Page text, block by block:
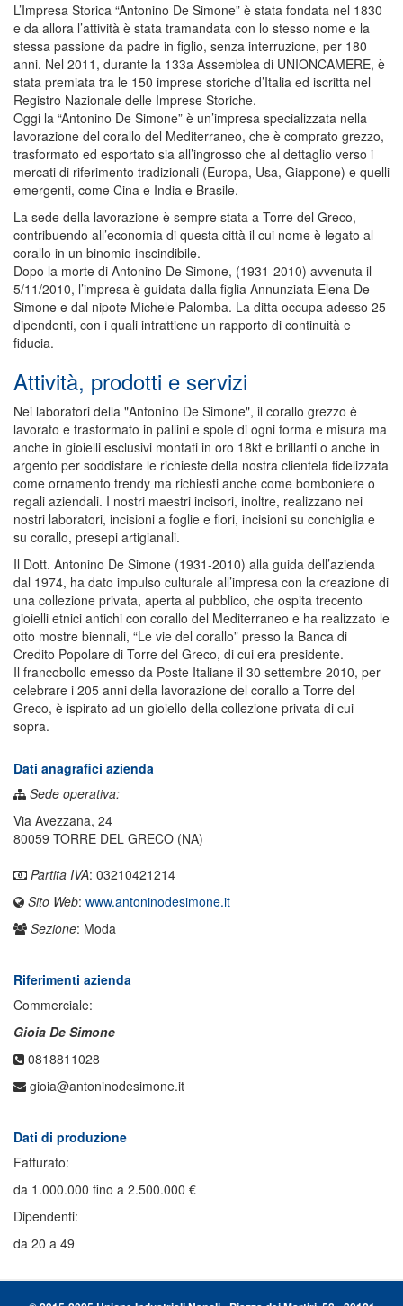
L’Impresa Storica “Antonino De Simone” è stata fondata nel 1830
e da allora l’attività è stata tramandata con lo stesso nome e la
stessa passione da padre in figlio, senza interruzione, per 180
anni. Nel 2011, durante la 133a Assemblea di UNIONCAMERE, è
stata premiata tra le 150 imprese storiche d’Italia ed iscritta nel
Registro Nazionale delle Imprese Storiche.
Oggi la “Antonino De Simone” è un’impresa specializzata nella
lavorazione del corallo del Mediterraneo, che è comprato grezzo,
trasformato ed esportato sia all’ingrosso che al dettaglio verso i
mercati di riferimento tradizionali (Europa, Usa, Giappone) e quelli
emergenti, come Cina e India e Brasile.
La sede della lavorazione è sempre stata a Torre del Greco,
contribuendo all’economia di questa città il cui nome è legato al
corallo in un binomio inscindibile.
Dopo la morte di Antonino De Simone, (1931-2010) avvenuta il
5/11/2010, l’impresa è guidata dalla figlia Annunziata Elena De
Simone e dal nipote Michele Palomba. La ditta occupa adesso 25
dipendenti, con i quali intrattiene un rapporto di continuità e
fiducia.
Attività, prodotti e servizi
Nei laboratori della "Antonino De Simone", il corallo grezzo è
lavorato e trasformato in pallini e spole di ogni forma e misura ma
anche in gioielli esclusivi montati in oro 18kt e brillanti o anche in
argento per soddisfare le richieste della nostra clientela fidelizzata
come ornamento trendy ma richiesti anche come bomboniere o
regali aziendali. I nostri maestri incisori, inoltre, realizzano nei
nostri laboratori, incisioni a foglie e fiori, incisioni su conchiglia e
su corallo, presepi artigianali.
Il Dott. Antonino De Simone (1931-2010) alla guida dell’azienda
dal 1974, ha dato impulso culturale all’impresa con la creazione di
una collezione privata, aperta al pubblico, che ospita trecento
gioielli etnici antichi con corallo del Mediterraneo e ha realizzato le
otto mostre biennali, “Le vie del corallo” presso la Banca di
Credito Popolare di Torre del Greco, di cui era presidente.
Il francobollo emesso da Poste Italiane il 30 settembre 2010, per
celebrare i 205 anni della lavorazione del corallo a Torre del
Greco, è ispirato ad un gioiello della collezione privata di cui
sopra.
Dati anagrafici azienda
Sede operativa:
Via Avezzana, 24
80059 TORRE DEL GRECO (NA)
Partita IVA: 03210421214
Sito Web: www.antoninodesimone.it
Sezione: Moda
Riferimenti azienda
Commerciale:
Gioia De Simone
0818811028
gioia@antoninodesimone.it
Dati di produzione
Fatturato:
da 1.000.000 fino a 2.500.000 €
Dipendenti:
da 20 a 49